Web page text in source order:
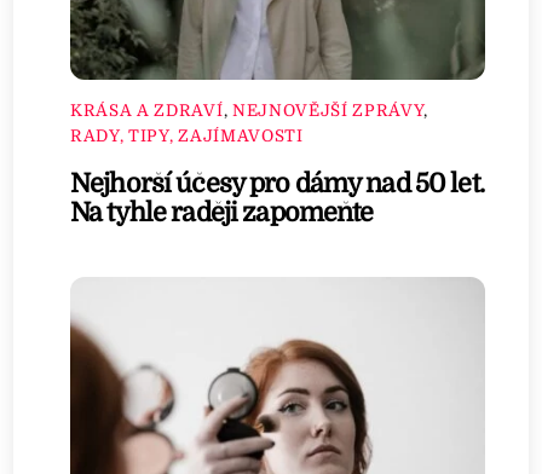
KRÁSA A ZDRAVÍ, NEJNOVĚJŠÍ ZPRÁVY,
RADY, TIPY, ZAJÍMAVOSTI
Nejhorší účesy pro dámy nad 50 let.
Na tyhle raději zapomeňte